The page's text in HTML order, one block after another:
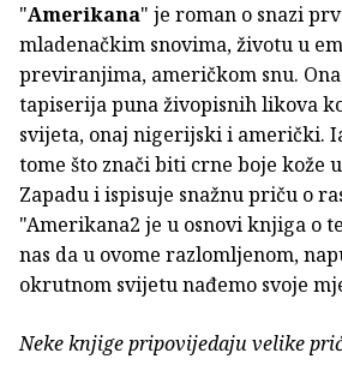
"Amerikana" je roman o snazi
mladenačkim snovima, životu u
previranjima, američkom snu.
tapiserija puna živopisnih likova
svijeta, onaj nigerijski i američki.
tome što znači biti crne boje kože
Zapadu i ispisuje snažnu priču o
"Amerikana2 je u osnovi knjiga o
nas da u ovome razlomljenom,
okrutnom svijetu nađemo svoje
Neke knjige pripovijedaju velike